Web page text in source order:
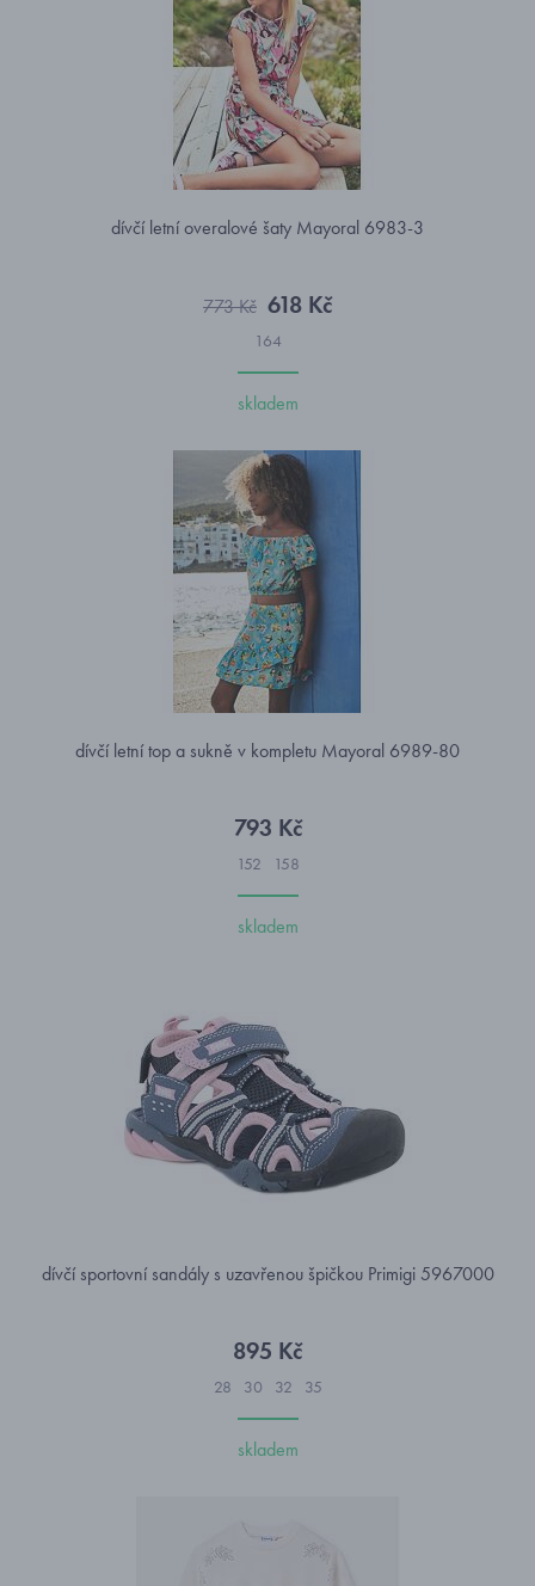
dívčí letní overalové šaty Mayoral 6983-3
773 Kč 618 Kč
164
skladem
dívčí letní top a sukně v kompletu Mayoral 6989-80
793 Kč
152 158
skladem
dívčí sportovní sandály s uzavřenou špičkou Primigi 5967000
895 Kč
28 30 32 35
skladem